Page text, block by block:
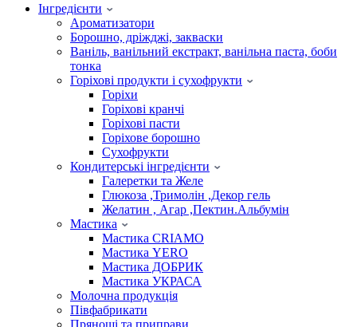
Інгредієнти
Ароматизатори
Борошно, дріжджі, закваски
Ваніль, ванільний екстракт, ванільна паста, боби
тонка
Горіхові продукти і сухофрукти
Горіхи
Горіхові кранчі
Горіхові пасти
Горіхове борошно
Сухофрукти
Кондитерські інгредієнти
Галеретки та Желе
Глюкоза ,Тримолін ,Декор гель
Желатин , Агар ,Пектин.Альбумін
Мастика
Мастика CRIAMO
Мастика YERO
Мастика ДОБРИК
Мастика УКРАСА
Молочна продукція
Півфабрикати
Прянощі та приправи